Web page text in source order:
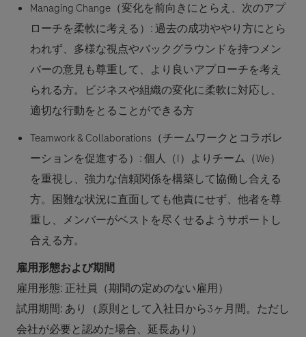
Managing Change（変化を前向きにとらえ、次のアプ
ローチを柔軟に考える）:過去の成功ややり方にとら
われず、多様な視点やバックグラウンドを持つメン
バーの意見も尊重して、より良いアプローチを考え
られる方。ビジネスや組織の変化に柔軟に対応し、
適切な行動をとることができる方
Teamwork & Collaborations（チームワークとコラボレ
ーションを促進する）:個人（I）よりチーム（We）
を重視し、強力な信頼関係を構築して協働し合える
方。困難な状況に直面しても他責にせず、他者を尊
重し、メンバーがベストを尽くせるようサポートし
合える方。
雇用形態および期間
雇用形態: 正社員（期間の定めのない雇用）
試用期間: あり（原則として入社日から3ヶ月間。ただし
会社が必要と認めた場合、延長あり）